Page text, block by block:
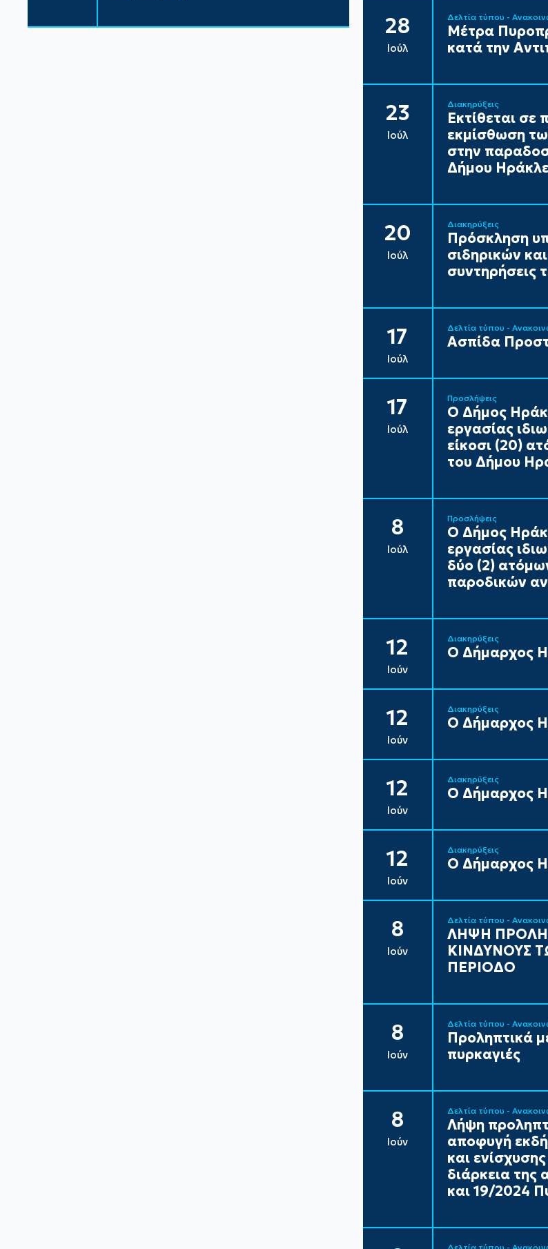
28
Ιούλ
Δελτία τύπου -
Μέτρα
κατά την
23
Ιούλ
Διακηρύξεις
Εκτίθεται
εκμίσθωση
στην
Δήμου
20
Ιούλ
Διακηρύξεις
Πρόσκληση
σιδηρικών
συντηρήσεις
17
Ιούλ
Δελτία τύπου -
Ασπίδα
17
Ιούλ
Προσλήψεις
Ο Δήμος
εργασίας
είκοσι (20)
του Δήμου
8
Ιούλ
Προσλήψεις
Ο Δήμος
εργασίας
δύο (2)
παροδικών
12
Ιούν
Διακηρύξεις
Ο Δήμαρχος
12
Ιούν
Διακηρύξεις
Ο Δήμαρχος
12
Ιούν
Διακηρύξεις
Ο Δήμαρχος
12
Ιούν
Διακηρύξεις
Ο Δήμαρχος
8
Ιούν
Δελτία τύπου -
ΛΗΨΗ
ΚΙΝΔΥΝΟΥΣ
ΠΕΡΙΟΔΟ
8
Ιούν
Δελτία τύπου -
Προληπτικά
πυρκαγιές
8
Ιούν
Δελτία τύπου -
Λήψη
αποφυγή
και
διάρκεια της
και 19/2024